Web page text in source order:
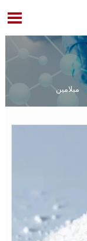

ميلامين